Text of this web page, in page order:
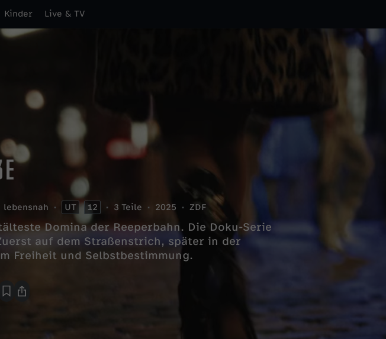
Kinder Live & TV
lebensnah UT 12 3 Teile 2025 ZDF
Domina der Reeperbahn. Die Doku-Serie
auf dem Straßenstrich, später in der
Freiheit und Selbstbestimmung.